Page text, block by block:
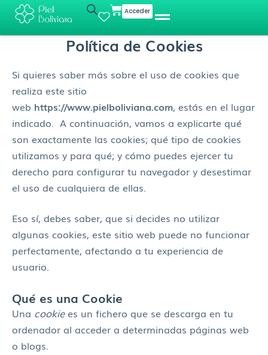
contenido
CartAcceder
Política de Cookies
Si quieres saber más sobre el uso de cookies que
realiza este sitio
web https://www.pielboliviana.com, estás en el lugar
indicado. A continuación, vamos a explicarte qué
son exactamente las cookies; qué tipo de cookies
utilizamos y para qué; y cómo puedes ejercer tu
derecho para configurar tu navegador y desestimar
el uso de cualquiera de ellas.
Eso sí, debes saber, que si decides no utilizar
algunas cookies, este sitio web puede no funcionar
perfectamente, afectando a tu experiencia de
usuario.
Qué es una Cookie
Una cookiees un fichero que se descarga en tu
ordenador al acceder a determinadas páginas web
o blogs.